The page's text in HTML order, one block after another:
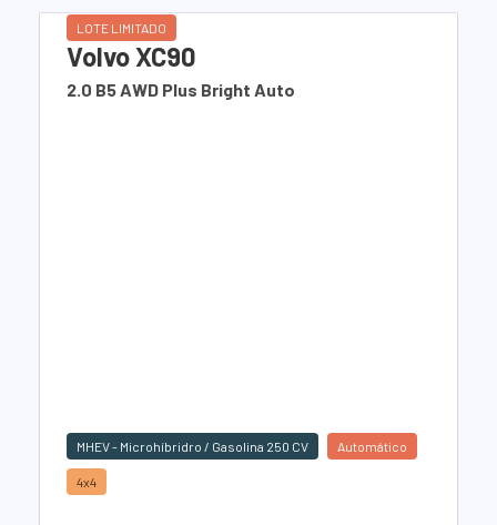
LOTE LIMITADO
Volvo XC90
2.0 B5 AWD Plus Bright Auto
MHEV - Microhíbridro / Gasolina 250 CV Automático
4x4